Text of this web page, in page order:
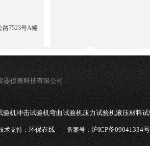
路7523号A幢
器仪表科技有限公司
验机冲击试验机弯曲试验机压力试验机液压材料
术支持：环保在线 备案号：沪ICP备09041334